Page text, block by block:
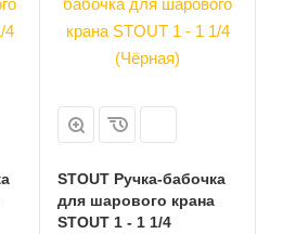
STOUT Ручка-бабочка
для шарового крана
STOUT 1 - 1 1/4